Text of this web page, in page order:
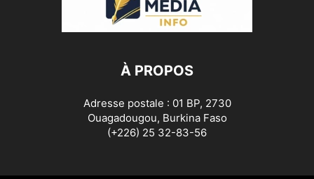
À PROPOS
Adresse postale : 01 BP, 2730
Ouagadougou, Burkina Faso
(+226) 25 32-83-56